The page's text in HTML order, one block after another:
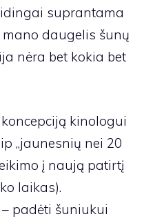
suprantama
daugelis šunų
nėra bet kokia bet
kinologui
„jaunesnių nei 20
į naują patirtį
laikas).
padėti šuniukui